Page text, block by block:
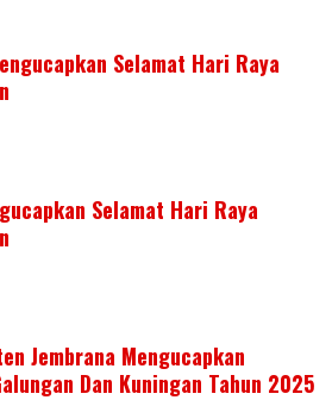
at
s
p
ar
e
Selamat Hari Raya
Selamat Hari Raya
Jembrana Mengucapkan
Dan Kuningan Tahun 2025